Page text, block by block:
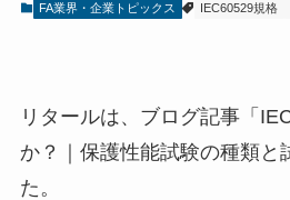
FA業界・企業トピックス IEC60529規格
リタールは、ブログ記事「
か？｜保護性能試験の種類と
た。